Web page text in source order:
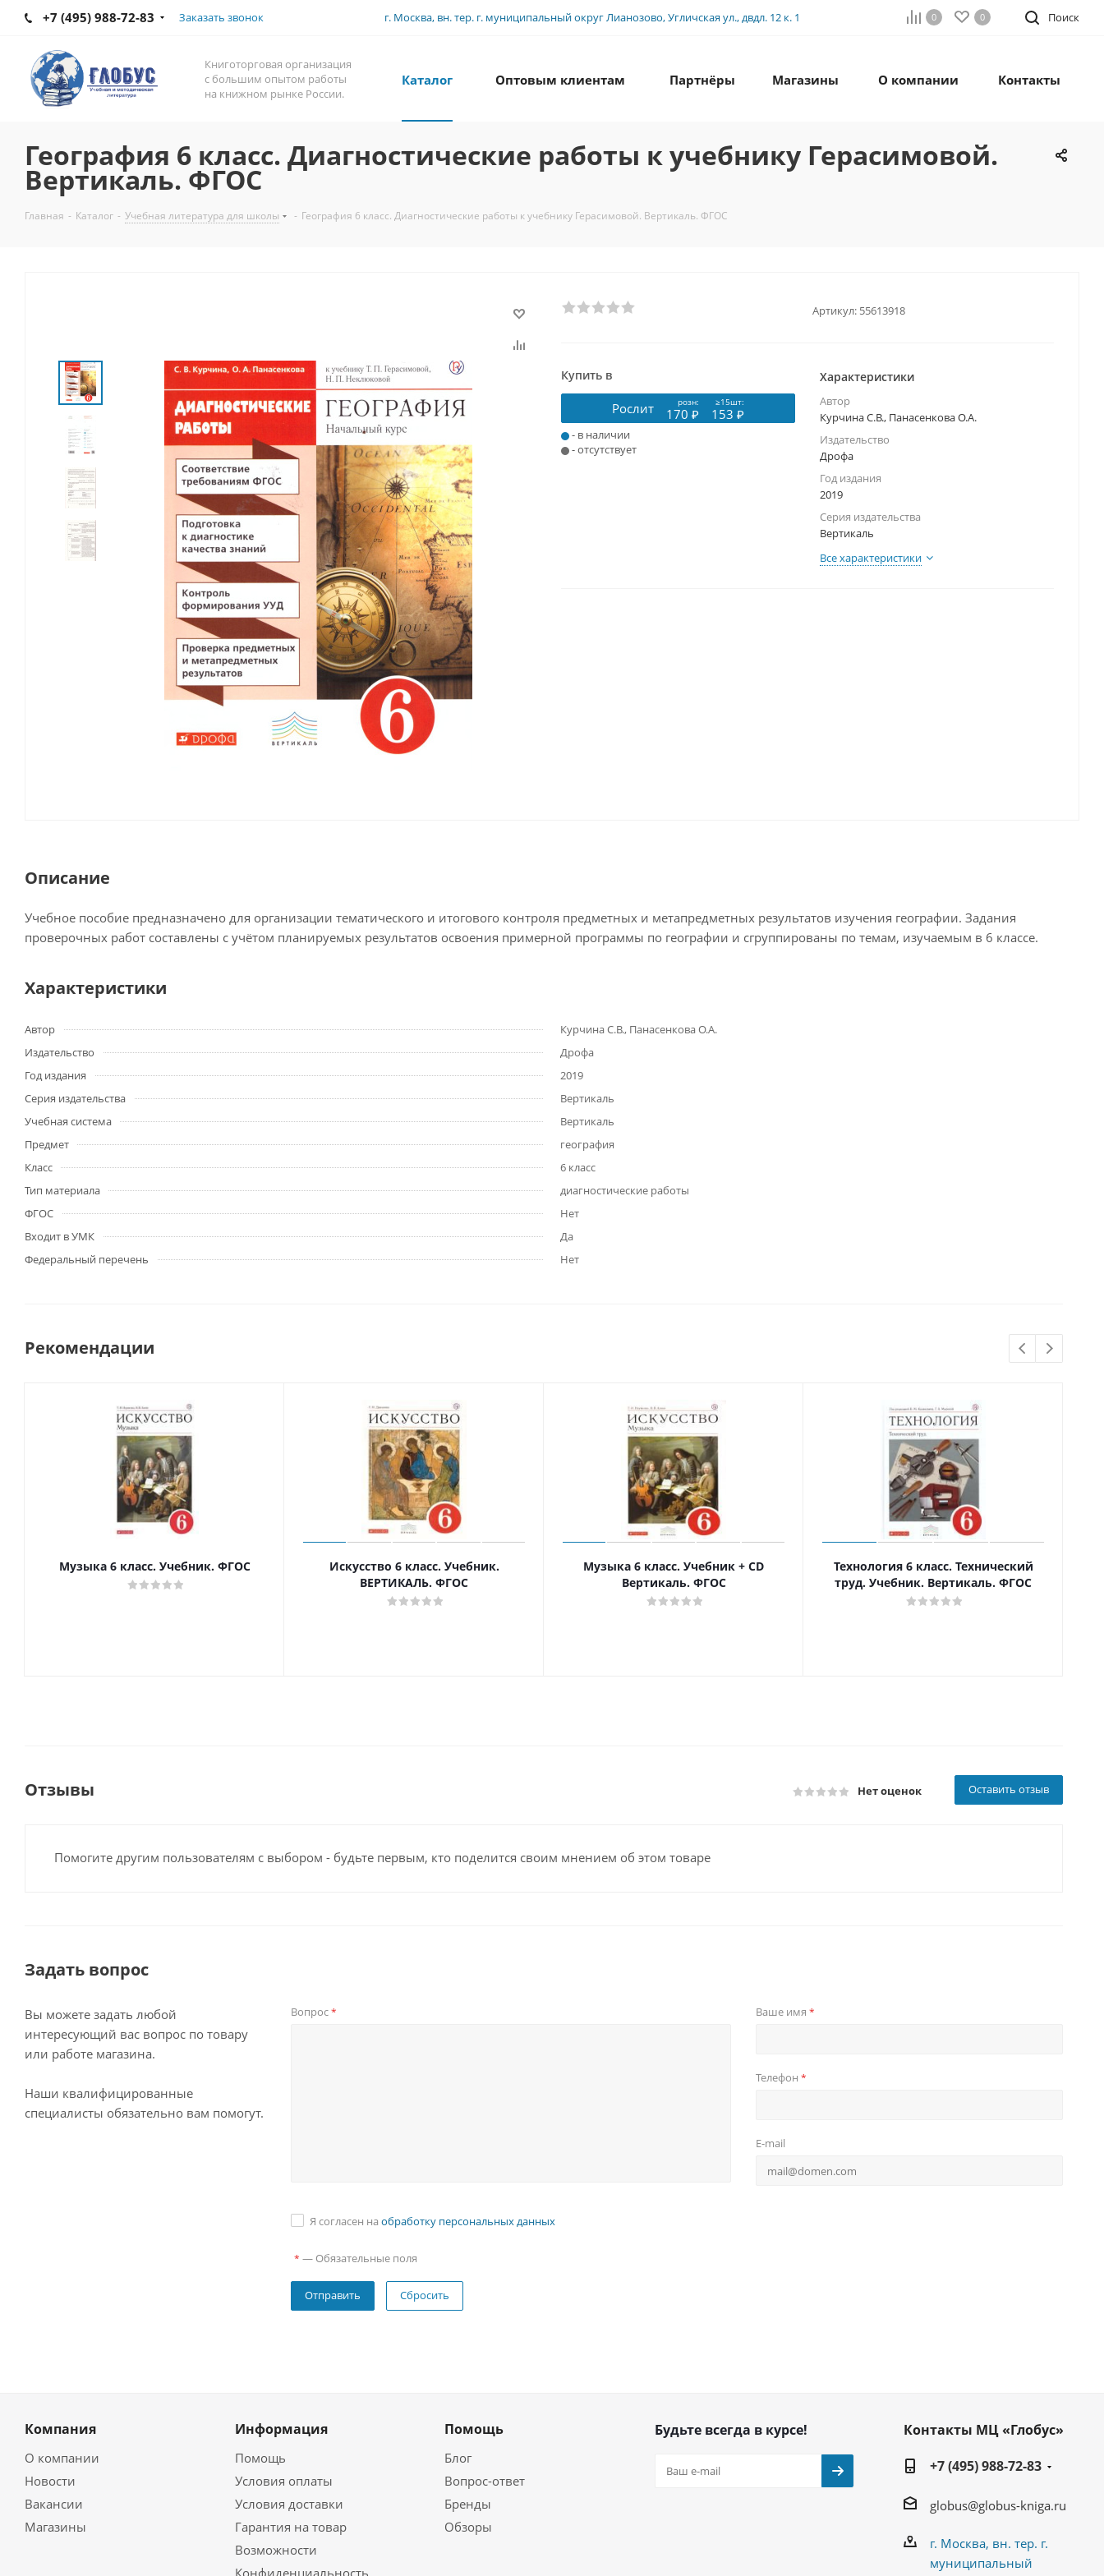
+7 (495) 988-72-83 Заказать звонок г. Москва, вн. тер. г. муниципальный округ Лианозово, Угличская ул., двдл. 12 к. 1 Поиск
0 0
Книготорговая организация
с большим опытом работы
на книжном рынке России.
Каталог Оптовым клиентам Партнёры Магазины О компании Контакты
География 6 класс. Диагностические работы к учебнику Герасимовой.
Вертикаль. ФГОС
Главная - Каталог - Учебная литература для школы - География 6 класс. Диагностические работы к учебнику Герасимовой. Вертикаль. ФГОС
Артикул: 55613918
Купить в
Рослит розн: ≥15шт:
170 ₽ 153 ₽
- в наличии
- отсутствует
Характеристики
Автор
Курчина С.В., Панасенкова О.А.
Издательство
Дрофа
Год издания
2019
Серия издательства
Вертикаль
Все характеристики
Описание
Учебное пособие предназначено для организации тематического и итогового контроля предметных и метапредметных результатов изучения географии. Задания
проверочных работ составлены с учётом планируемых результатов освоения примерной программы по географии и сгруппированы по темам, изучаемым в 6 классе.
Характеристики
Автор
Курчина С.В., Панасенкова О.А.
Издательство
Дрофа
Год издания
2019
Серия издательства
Вертикаль
Учебная система
Вертикаль
Предмет
география
Класс
6 класс
Тип материала
диагностические работы
ФГОС
Нет
Входит в УМК
Да
Федеральный перечень
Нет
Рекомендации
Музыка 6 класс. Учебник. ФГОС
Искусство 6 класс. Учебник.
ВЕРТИКАЛЬ. ФГОС
Музыка 6 класс. Учебник + CD
Вертикаль. ФГОС
Технология 6 класс. Технический
труд. Учебник. Вертикаль. ФГОС
Отзывы Нет оценок Оставить отзыв
Помогите другим пользователям с выбором - будьте первым, кто поделится своим мнением об этом товаре
Задать вопрос
Вы можете задать любой
интересующий вас вопрос по товару
или работе магазина.
Наши квалифицированные
специалисты обязательно вам помогут.
Вопрос* Ваше имя *
Телефон *
E-mail
Я согласен на обработку персональных данных
* — Обязательные поля
Сбросить
Компания
О компании
Новости
Вакансии
Магазины
Информация
Помощь
Условия оплаты
Условия доставки
Гарантия на товар
Возможности
Помощь
Блог
Вопрос-ответ
Бренды
Обзоры
Будьте всегда в курсе!
Контакты МЦ «Глобус»
+7 (495) 988-72-83
globus@globus-kniga.ru
г. Москва, вн. тер. г.
муниципальный